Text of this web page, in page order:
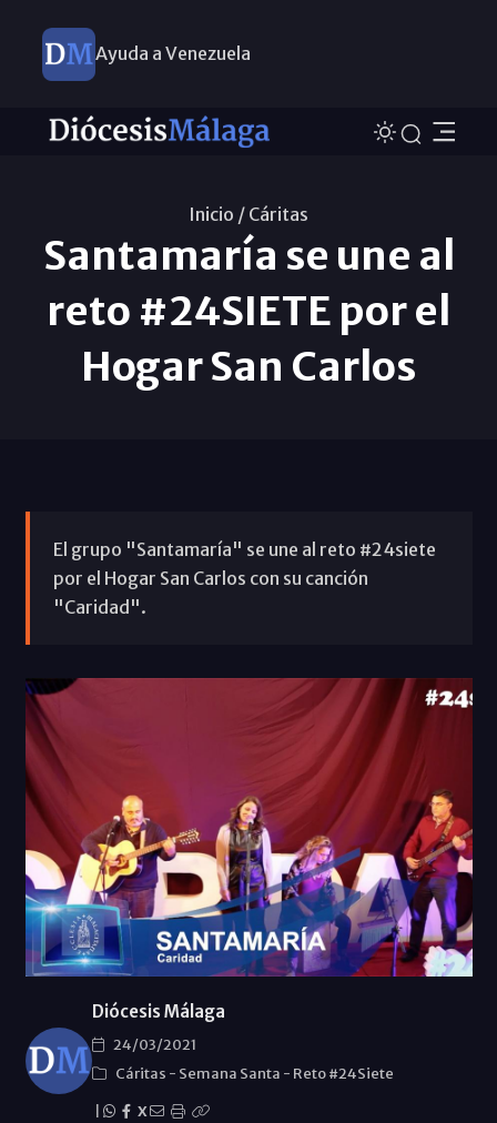
Ayuda a Venezuela
Inicio / Cáritas
Santamaría se une al
reto #24SIETE por el
Hogar San Carlos
El grupo "Santamaría" se une al reto #24siete
por el Hogar San Carlos con su canción
"Caridad".
Diócesis Málaga
24/03/2021
Cáritas - Semana Santa - Reto #24Siete
X